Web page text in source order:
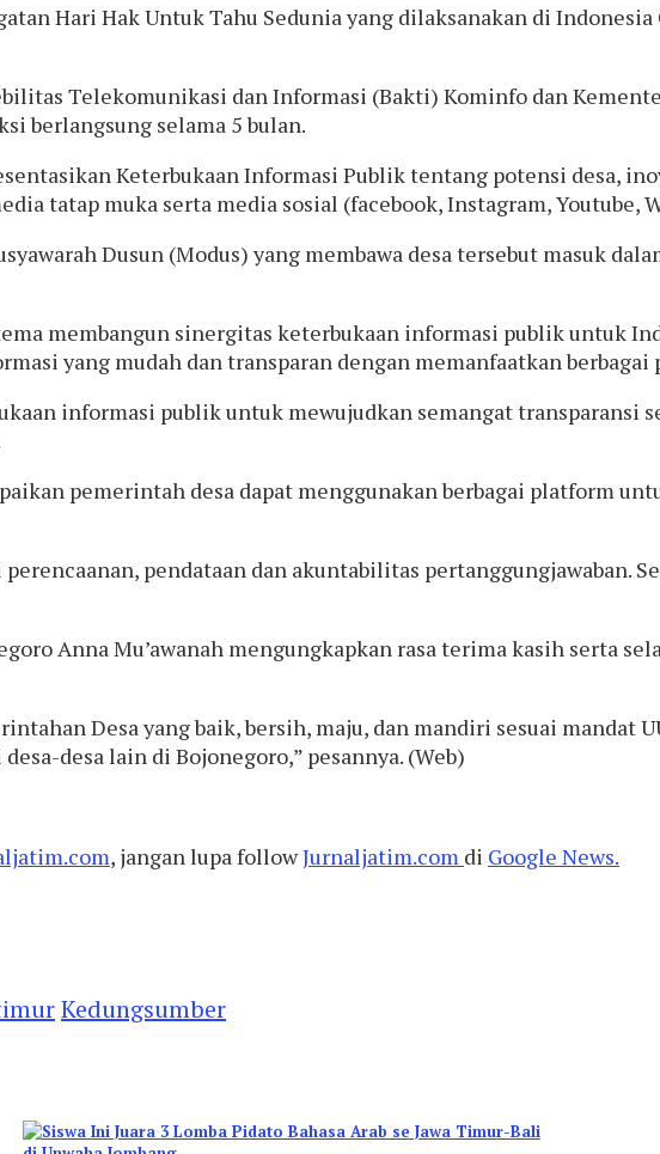
Hari Hak Untuk Tahu Sedunia yang dilaksanakan di
Telekomunikasi dan Informasi (Bakti) Kominfo dan
berlangsung selama 5 bulan.
Keterbukaan Informasi Publik tentang potensi desa,
tatap muka serta media sosial (facebook, Instagram, Youtube,
Dusun (Modus) yang membawa desa tersebut masuk
membangun sinergitas keterbukaan informasi publik untuk
yang mudah dan transparan dengan memanfaatkan
informasi publik untuk mewujudkan semangat transparansi
pemerintah desa dapat menggunakan berbagai platform
pendataan dan akuntabilitas pertanggungjawaban.
Anna Mu’awanah mengungkapkan rasa terima kasih serta
Desa yang baik, bersih, maju, dan mandiri sesuai mandat
desa lain di Bojonegoro,” pesannya. (Web)
, jangan lupa followJurnaljatim.com di Google News.
Kedungsumber